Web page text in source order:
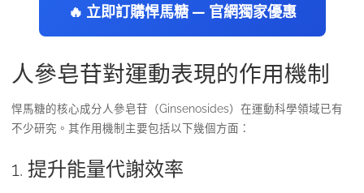
🔥 立即訂購悍馬糖 — 官網獨家優惠
人參皂苷對運動表現的作用機制
悍馬糖的核心成分人參皂苷（Ginsenosides）在運動科學領域已有
不少研究。其作用機制主要包括以下幾個方面：
1. 提升能量代謝效率